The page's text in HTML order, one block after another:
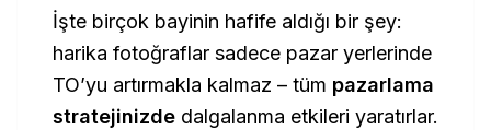
İşte birçok bayinin hafife aldığı bir şey:
harika fotoğraflar sadece pazar yerlerinde
TO’yu artırmakla kalmaz – tüm pazarlama
stratejinizde dalgalanma etkileri yaratırlar.